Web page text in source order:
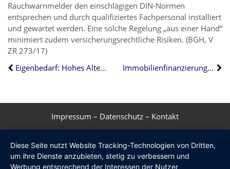
Rauchwarnmelder den einschlägigen DIN-Normen
entsprechen und durch qualifiziertes Fachpersonal installiert
und gewartet werden. Eine solche Regelung „aus einer Hand“
minimiert zudem versicherungsrechtliche Risiken. (BGH, V
ZR 273/17)
Eigenbedarf: Hohes Alter schützt Mieter
Immobilienfinanzierung: Vergleichen lohnt sich
Impressum – Datenschutz – Kontakt
Diese Seite nutzt Website Tracking-Technologien von Dritten,
um ihre Dienste anzubieten, stetig zu verbessern und
Werbung entsprechend der Interessen der Nutzer